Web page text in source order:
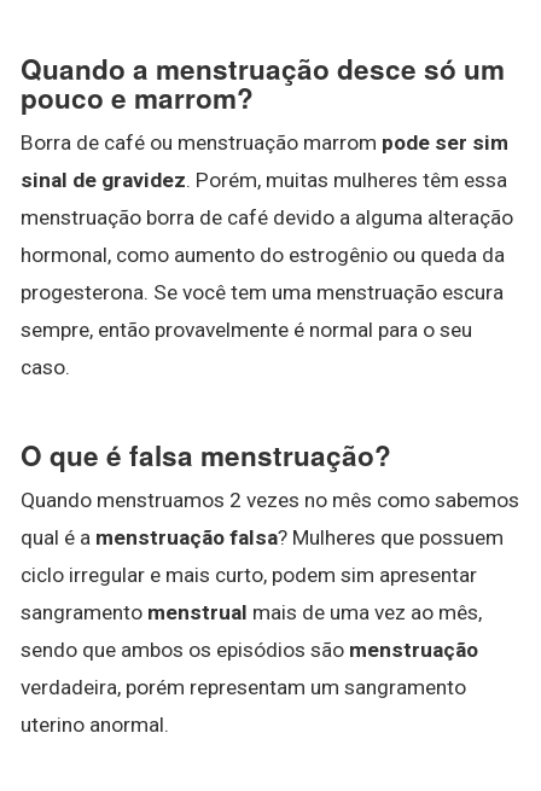
Quando a menstruação desce só um
pouco e marrom?
Borra de café ou menstruação marrom pode ser sim
sinal de gravidez. Porém, muitas mulheres têm essa
menstruação borra de café devido a alguma alteração
hormonal, como aumento do estrogênio ou queda da
progesterona. Se você tem uma menstruação escura
sempre, então provavelmente é normal para o seu
caso.
O que é falsa menstruação?
Quando menstruamos 2 vezes no mês como sabemos
qual é a menstruação falsa? Mulheres que possuem
ciclo irregular e mais curto, podem sim apresentar
sangramento menstrual mais de uma vez ao mês,
sendo que ambos os episódios são menstruação
verdadeira, porém representam um sangramento
uterino anormal.